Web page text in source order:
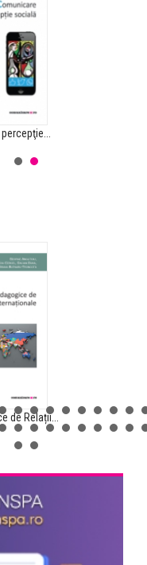
de Relații...